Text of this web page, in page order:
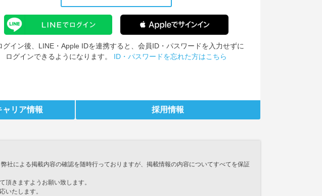
イン後、LINE・Apple IDを連携すると、会員ID・パスワードを入力せずに
ログインできるようになります。 ID・パスワードを忘れた方はこちら
ャリア情報 採用情報
社による掲載内容の確認を随時行っておりますが、掲載情報の内容についてすべてを保証
きますようお願い致します。
いたします。